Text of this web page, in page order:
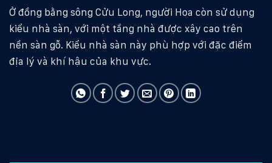
Ở đồng bằng sông Cửu Long, người Hoa còn sử dụng
kiểu nhà sàn, với một tầng nhà được xây cao trên
nền sàn gỗ. Kiểu nhà sàn này phù hợp với đặc điểm
địa lý và khí hậu của khu vực.